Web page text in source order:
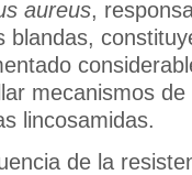
aureus,
blandas,
mecanismos
lincosamidas.
de la